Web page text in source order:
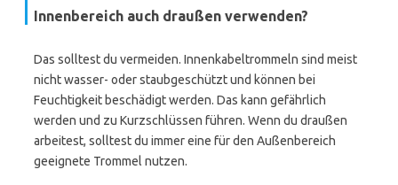
Innenbereich auch draußen verwenden?
Das solltest du vermeiden. Innenkabeltrommeln sind meist
nicht wasser- oder staubgeschützt und können bei
Feuchtigkeit beschädigt werden. Das kann gefährlich
werden und zu Kurzschlüssen führen. Wenn du draußen
arbeitest, solltest du immer eine für den Außenbereich
geeignete Trommel nutzen.